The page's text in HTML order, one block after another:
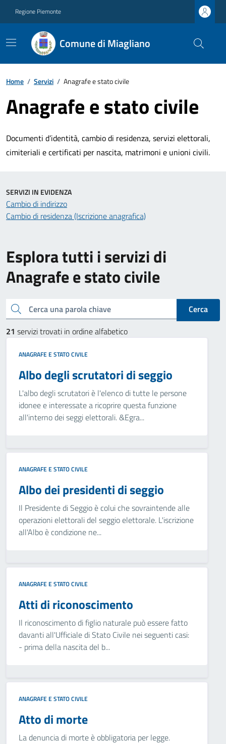
Regione Piemonte
Comune di Miagliano
Home / Servizi / Anagrafe e stato civile
Anagrafe e stato civile
Documenti d’identità, cambio di residenza, servizi elettorali,
cimiteriali e certificati per nascita, matrimoni e unioni civili.
Esplora tutti i servizi di
Anagrafe e stato civile
Cerca una parola chiave
Cerca
21 servizi trovati in ordine alfabetico
ANAGRAFE E STATO CIVILE
Albo degli scrutatori di seggio
L'albo degli scrutatori è l'elenco di tutte le persone
idonee e interessate a ricoprire questa funzione
all'interno dei seggi elettorali. &Egra...
ANAGRAFE E STATO CIVILE
Albo dei presidenti di seggio
Il Presidente di Seggio è colui che sovraintende alle
operazioni elettorali del seggio elettorale. L'iscrizione
all'Albo è condizione ne...
ANAGRAFE E STATO CIVILE
Atti di riconoscimento
Il riconoscimento di figlio naturale può essere fatto
davanti all'Ufficiale di Stato Civile nei seguenti casi:
- prima della nascita del b...
ANAGRAFE E STATO CIVILE
Atto di morte
La denuncia di morte è obbligatoria per legge.
SERVIZI IN EVIDENZA
Cambio di indirizzo
Cambio di residenza (Iscrizione anagrafica)